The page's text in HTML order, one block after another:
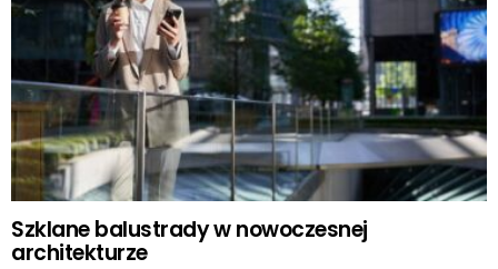
Szklane balustrady w nowoczesnej
architekturze